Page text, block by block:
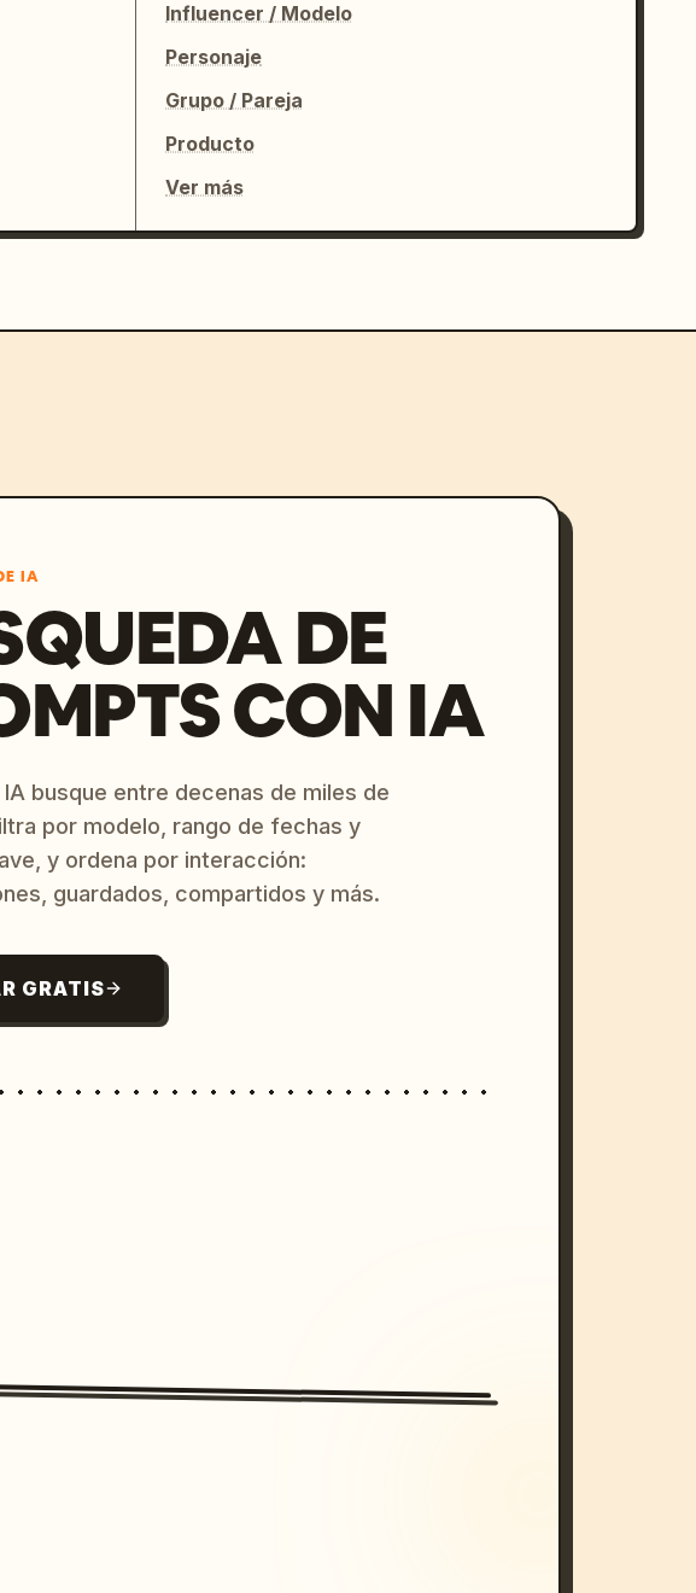
Influencer / Modelo
Personaje
Grupo / Pareja
Producto
Ver más
IA
DE
CON IA
IA busque entre decenas de miles de
por modelo, rango de fechas y
y ordena por interacción:
guardados, compartidos y más.
GRATIS